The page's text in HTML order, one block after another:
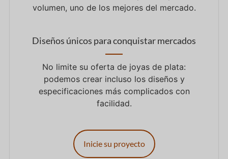
volumen, uno de los mejores del mercado.
Diseños únicos para conquistar mercados
No limite su oferta de joyas de plata:
podemos crear incluso los diseños y
especificaciones más complicados con
facilidad.
Inicie su proyecto